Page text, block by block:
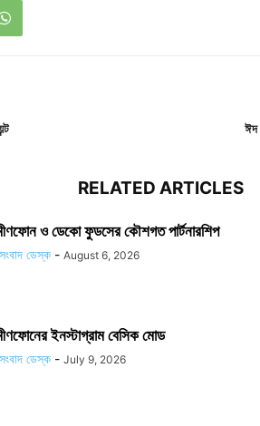
ঈদ
RELATED ARTICLES
ও ডেকো ফুডসের কৌশগত পার্টনারশিপ
ডেস্ক - August 6, 2026
ইনস্টাগ্রাম বেসিক মোড
ডেস্ক - July 9, 2026